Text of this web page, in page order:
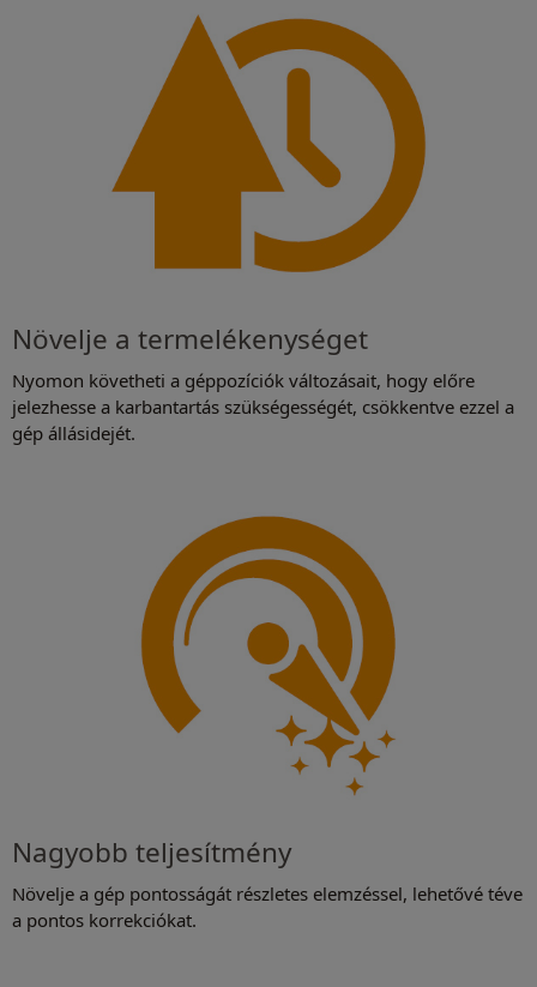
Növelje a termelékenységet
Nyomon követheti a géppozíciók változásait, hogy előre
jelezhesse a karbantartás szükségességét, csökkentve ezzel a
gép állásidejét.
Nagyobb teljesítmény
Növelje a gép pontosságát részletes elemzéssel, lehetővé téve
a pontos korrekciókat.